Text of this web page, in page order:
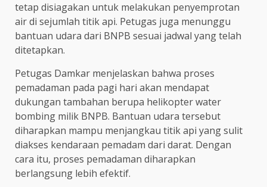
tetap disiagakan untuk melakukan penyemprotan
air di sejumlah titik api. Petugas juga menunggu
bantuan udara dari BNPB sesuai jadwal yang telah
ditetapkan.
Petugas Damkar menjelaskan bahwa proses
pemadaman pada pagi hari akan mendapat
dukungan tambahan berupa helikopter water
bombing milik BNPB. Bantuan udara tersebut
diharapkan mampu menjangkau titik api yang sulit
diakses kendaraan pemadam dari darat. Dengan
cara itu, proses pemadaman diharapkan
berlangsung lebih efektif.